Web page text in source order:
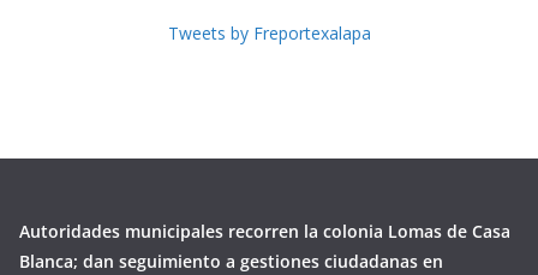
Tweets by Freportexalapa
Autoridades municipales recorren la colonia Lomas de Casa
Blanca; dan seguimiento a gestiones ciudadanas en